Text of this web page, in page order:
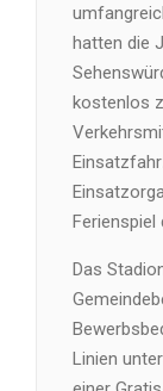
hatten die
kostenlos
Ferienspiel
Das
Linien